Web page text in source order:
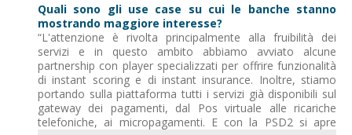
Quali sono gli use case su cui le banche stanno
mostrando maggiore interesse?
“L'attenzione è rivolta principalmente alla fruibilità dei
servizi e in questo ambito abbiamo avviato alcune
partnership con player specializzati per offrire funzionalità
di instant scoring e di instant insurance. Inoltre, stiamo
portando sulla piattaforma tutti i servizi già disponibili sul
gateway dei pagamenti, dal Pos virtuale alle ricariche
telefoniche, ai micropagamenti. E con la PSD2 si apre